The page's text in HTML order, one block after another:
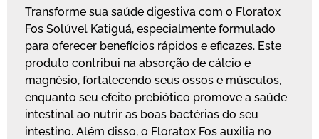
Transforme sua saúde digestiva com o Floratox
Fos Solúvel Katiguá, especialmente formulado
para oferecer benefícios rápidos e eficazes. Este
produto contribui na absorção de cálcio e
magnésio, fortalecendo seus ossos e músculos,
enquanto seu efeito prebiótico promove a saúde
intestinal ao nutrir as boas bactérias do seu
intestino. Além disso, o Floratox Fos auxilia no